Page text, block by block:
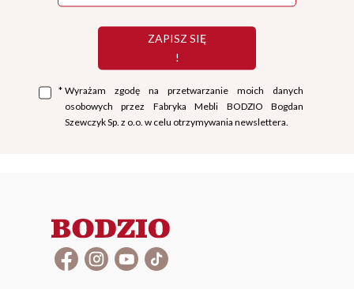
ZAPISZ SIĘ
!
* Wyrażam zgodę na przetwarzanie moich danych
osobowych przez Fabryka Mebli BODZIO Bogdan
Szewczyk Sp. z o.o. w celu otrzymywania newslettera.